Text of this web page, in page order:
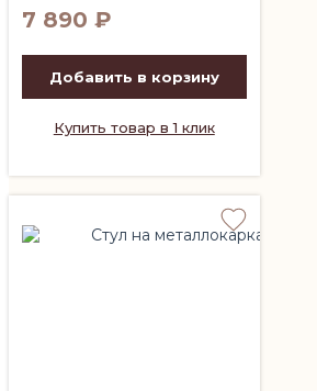
7 890 ₽
Добавить в корзину
Купить товар в 1 клик